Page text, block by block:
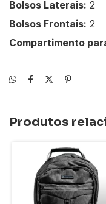
Bolsos Laterais: 2
Bolsos Frontais: 2
Compartimento
Produtos